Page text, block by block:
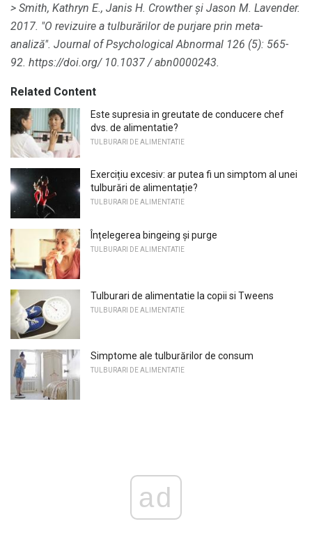
> Smith, Kathryn E., Janis H. Crowther și Jason M. Lavender.
2017. "O revizuire a tulburărilor de purjare prin meta-
analiză". Journal of Psychological Abnormal 126 (5): 565-
92. https://doi.org/ 10.1037 / abn0000243.
Related Content
Este supresia in greutate de conducere chef
dvs. de alimentatie?
TULBURARI DE ALIMENTATIE
Exercițiu excesiv: ar putea fi un simptom al unei
tulburări de alimentație?
TULBURARI DE ALIMENTATIE
Înțelegerea bingeing și purge
TULBURARI DE ALIMENTATIE
Tulburari de alimentatie la copii si Tweens
TULBURARI DE ALIMENTATIE
Simptome ale tulburărilor de consum
TULBURARI DE ALIMENTATIE
ad